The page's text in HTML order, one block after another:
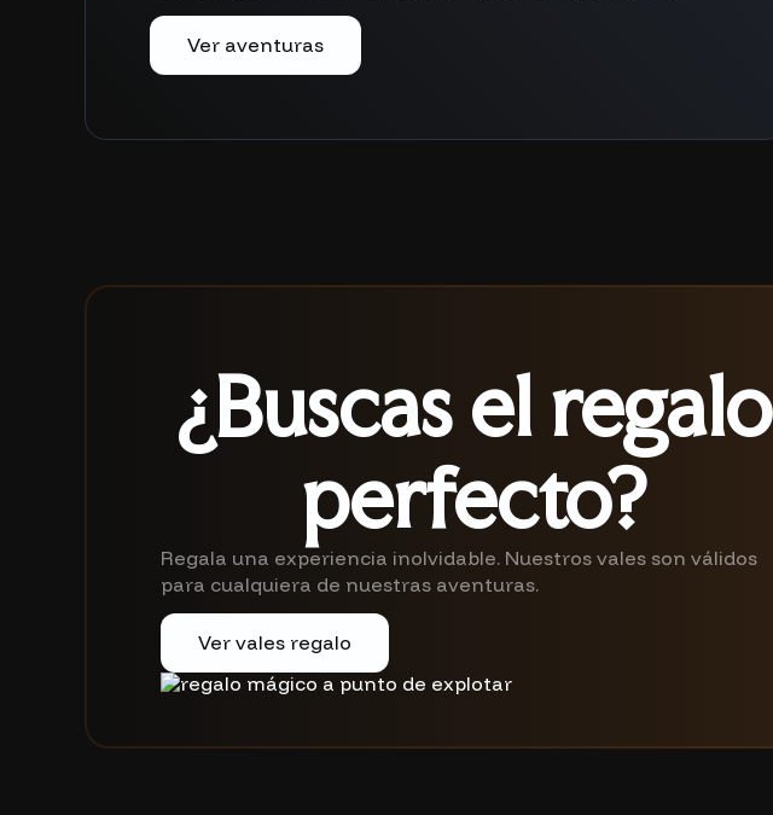
Ver aventuras
¿Buscas el regalo
perfecto?
Regala una experiencia inolvidable. Nuestros vales son válidos
para cualquiera de nuestras aventuras.
Ver vales regalo